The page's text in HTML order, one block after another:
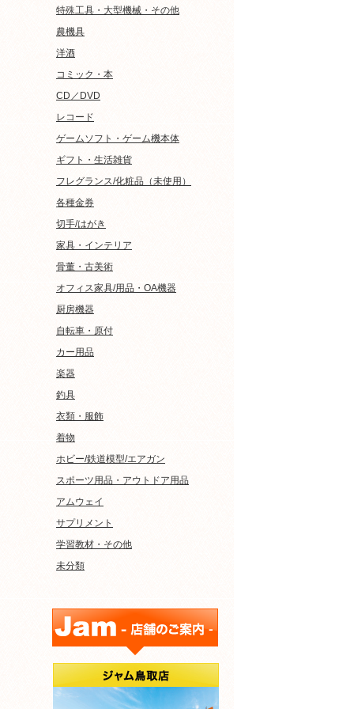
特殊工具・大型機械・その他
農機具
洋酒
コミック・本
CD／DVD
レコード
ゲームソフト・ゲーム機本体
ギフト・生活雑貨
フレグランス/化粧品（未使用）
各種金券
切手/はがき
家具・インテリア
骨董・古美術
オフィス家具/用品・OA機器
厨房機器
自転車・原付
カー用品
楽器
釣具
衣類・服飾
着物
ホビー/鉄道模型/エアガン
スポーツ用品・アウトドア用品
アムウェイ
サプリメント
学習教材・その他
未分類